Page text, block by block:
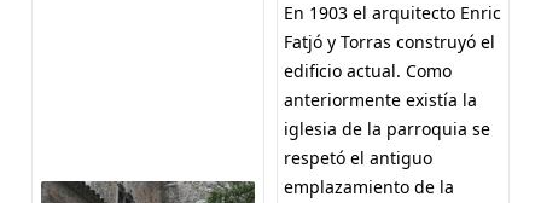
En 1903 el arquitecto Enric
Fatjó y Torras construyó el
edificio actual. Como
anteriormente existía la
iglesia de la parroquia se
respetó el antiguo
emplazamiento de la